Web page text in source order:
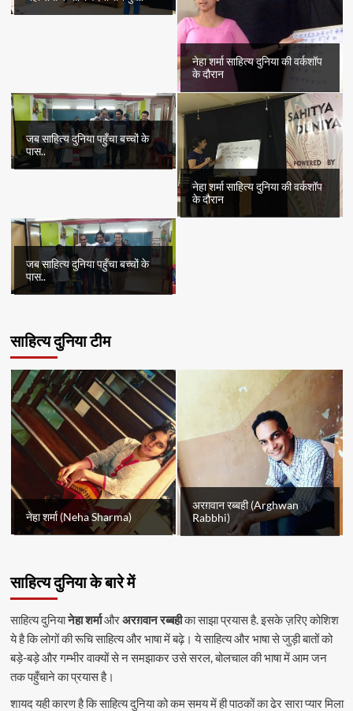
नेहा शर्मा साहित्य दुनिया की वर्कशॉप
के दौरान
जब साहित्य दुनिया पहुँचा बच्चों के
पास..
नेहा शर्मा साहित्य दुनिया की वर्कशॉप
के दौरान
जब साहित्य दुनिया पहुँचा बच्चों के
पास..
साहित्य दुनिया टीम
नेहा शर्मा (Neha Sharma)
अरग़वान रब्बही (Arghwan
Rabbhi)
साहित्य दुनिया के बारे में
साहित्य दुनियानेहा शर्माऔरअरग़वान रब्बहीका साझा प्रयास है. इसके ज़रिए कोशिश
ये है कि लोगों की रूचि साहित्य और भाषा में बढ़े। ये साहित्य और भाषा से जुड़ी बातों को
बड़े-बड़े और गम्भीर वाक्यों से न समझाकर उसे सरल, बोलचाल की भाषा में आम जन
तक पहुँचाने का प्रयास है।
शायद यही कारण है कि साहित्य दुनिया को कम समय में ही पाठकों का ढेर सारा प्यार मिला